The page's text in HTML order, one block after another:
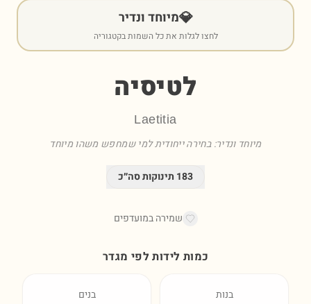
💎מיוחד ונדיר
לחצו לגלות את כל השמות בקטגוריה
לטיסיה
Laetitia
מיוחד ונדיר: בחירה ייחודית למי שמחפש משהו מיוחד
183 תינוקות סה״כ
שמירה במועדפים
כמות לידות לפי מגדר
בנות בנים